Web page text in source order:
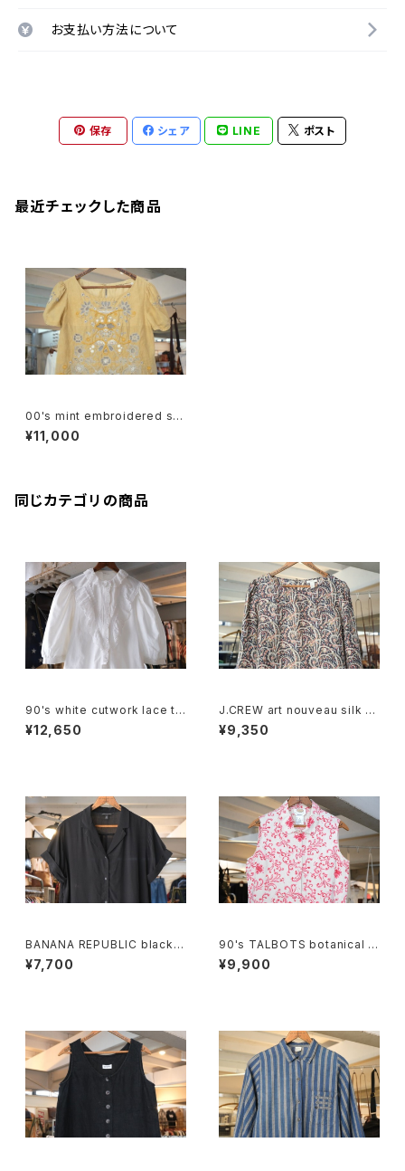
お支払い方法について
保存 シェア LINE ポスト
最近チェックした商品
00's mint embroidered sil
k linen pullover Top "piec
e dyed"
¥11,000
同じカテゴリの商品
90's white cutwork lace tri
mmed cotton Blouse
¥12,650
J.CREW art nouveau silk p
ullover Blouse
¥9,350
BANANA REPUBLIC black r
ayon open collar Shirt
¥7,700
90's TALBOTS botanical s
croll printed Irish linen sle
eveless Shirt
¥9,900